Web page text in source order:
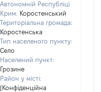
Автономній Республіці
Крим: Коростенський
Територіальна громада:
Коростенська
Тип населеного пункту:
Село
Населений пункт:
Грозине
Район у місті:
[Конфіденційна